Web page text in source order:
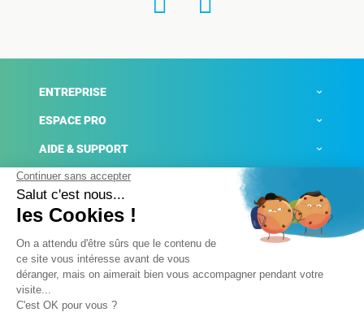
ENTREPRISE
ESPACE PRO
AIDE & SUPPORT
ACTUALITÉS
Mentions légales